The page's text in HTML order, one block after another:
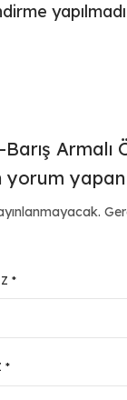
Armalı
yorum
*
*